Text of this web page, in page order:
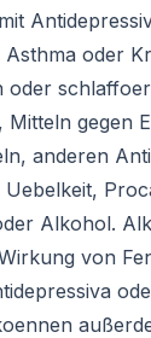
Asthma oder
oder
Mitteln gegen
anderen
Uebelkeit,
Alkohol.
von